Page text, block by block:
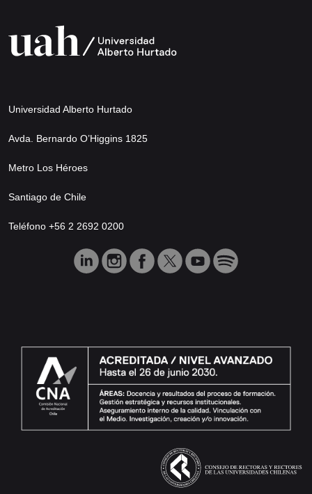
Universidad Alberto Hurtado
Avda. Bernardo O’Higgins 1825
Metro Los Héroes
Santiago de Chile
Teléfono +56 2 2692 0200